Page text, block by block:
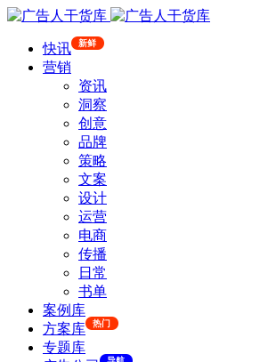
快讯 新鲜
营销
资讯
洞察
创意
品牌
策略
文案
设计
运营
电商
传播
日常
书单
案例库
方案库
热门
专题库